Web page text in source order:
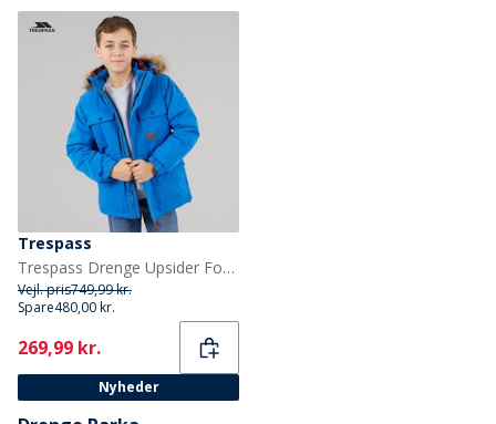
Trespass
Trespass Drenge Upsider Foret Vandtæt Parka Blå
Vejl. pris749,99 kr.
Spare480,00 kr.
Current
269,99 kr.
Nyheder